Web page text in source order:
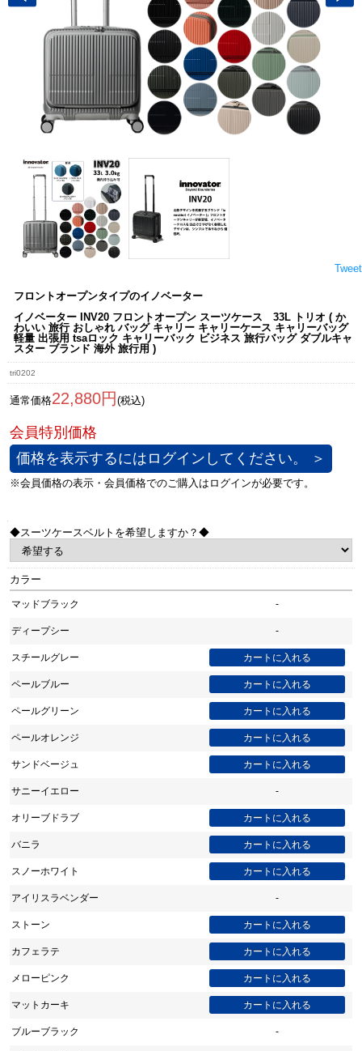
Tweet
フロントオープンタイプのイノベーター
イノベーター INV20 フロントオープン スーツケース 33L トリオ ( か
わいい 旅行 おしゃれ バッグ キャリー キャリーケース キャリーバッグ
軽量 出張用 tsaロック キャリーバック ビジネス 旅行バッグ ダブルキャ
スター ブランド 海外 旅行用 )
tri0202
通常価格22,880円 (税込)
価格を表示するにはログインしてください。 ＞
◆スーツケースベルトを希望しますか？◆
カラー
マッドブラック -
ディープシー -
スチールグレー
ペールブルー
ペールグリーン
ペールオレンジ
サンドベージュ
サニーイエロー -
オリーブドラブ
バニラ
スノーホワイト
アイリスラベンダー -
ストーン
カフェラテ
メローピンク
マットカーキ
ブルーブラック -